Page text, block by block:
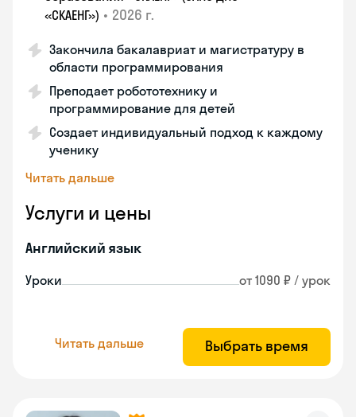
«СКАЕНГ») • 2026 г.
Закончила бакалавриат и магистратуру в
области программирования
Преподает робототехнику и
программирование для детей
Создает индивидуальный подход к каждому
ученику
Читать дальше
Услуги и цены
Английский язык
Уроки от 1090 ₽ / урок
Читать дальше Выбрать время